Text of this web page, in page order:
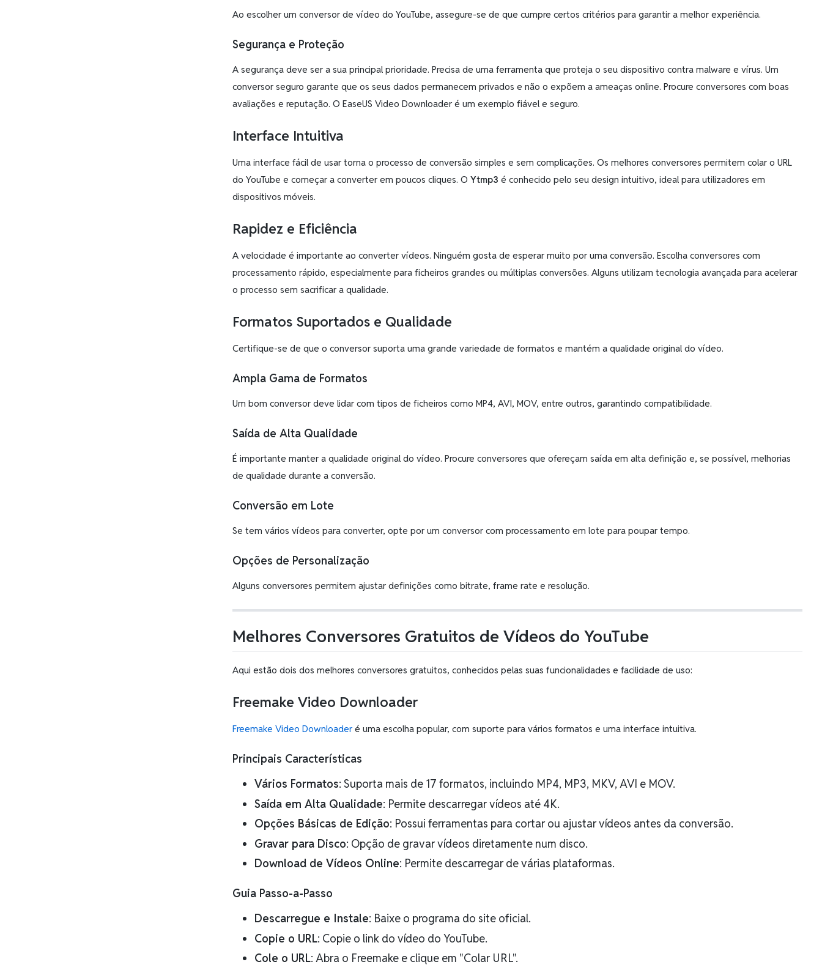
Ao escolher um conversor de vídeo do YouTube, assegure-se de que cumpre certos critérios para garantir a melhor experiência.
Segurança e Proteção
A segurança deve ser a sua principal prioridade. Precisa de uma ferramenta que proteja o seu dispositivo contra malware e vírus. Um
conversor seguro garante que os seus dados permanecem privados e não o expõem a ameaças online. Procure conversores com boas
avaliações e reputação. O EaseUS Video Downloader é um exemplo fiável e seguro.
Interface Intuitiva
Uma interface fácil de usar torna o processo de conversão simples e sem complicações. Os melhores conversores permitem colar o URL
do YouTube e começar a converter em poucos cliques. O Ytmp3 é conhecido pelo seu design intuitivo, ideal para utilizadores em
dispositivos móveis.
Rapidez e Eficiência
A velocidade é importante ao converter vídeos. Ninguém gosta de esperar muito por uma conversão. Escolha conversores com
processamento rápido, especialmente para ficheiros grandes ou múltiplas conversões. Alguns utilizam tecnologia avançada para acelerar
o processo sem sacrificar a qualidade.
Formatos Suportados e Qualidade
Certifique-se de que o conversor suporta uma grande variedade de formatos e mantém a qualidade original do vídeo.
Ampla Gama de Formatos
Um bom conversor deve lidar com tipos de ficheiros como MP4, AVI, MOV, entre outros, garantindo compatibilidade.
Saída de Alta Qualidade
É importante manter a qualidade original do vídeo. Procure conversores que ofereçam saída em alta definição e, se possível, melhorias
de qualidade durante a conversão.
Conversão em Lote
Se tem vários vídeos para converter, opte por um conversor com processamento em lote para poupar tempo.
Opções de Personalização
Alguns conversores permitem ajustar definições como bitrate, frame rate e resolução.
Melhores Conversores Gratuitos de Vídeos do YouTube
Aqui estão dois dos melhores conversores gratuitos, conhecidos pelas suas funcionalidades e facilidade de uso:
Freemake Video Downloader
Freemake Video Downloader é uma escolha popular, com suporte para vários formatos e uma interface intuitiva.
Principais Características
Vários Formatos: Suporta mais de 17 formatos, incluindo MP4, MP3, MKV, AVI e MOV.
Saída em Alta Qualidade: Permite descarregar vídeos até 4K.
Opções Básicas de Edição: Possui ferramentas para cortar ou ajustar vídeos antes da conversão.
Gravar para Disco: Opção de gravar vídeos diretamente num disco.
Download de Vídeos Online: Permite descarregar de várias plataformas.
Guia Passo-a-Passo
Descarregue e Instale: Baixe o programa do site oficial.
Copie o URL: Copie o link do vídeo do YouTube.
Cole o URL: Abra o Freemake e clique em "Colar URL".